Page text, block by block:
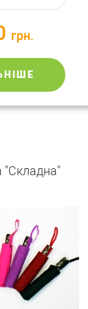
грн.
"Складна"